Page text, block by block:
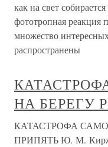
как на свет
фототропная реакция
множество
распространены
НА БЕРЕГУ
КАТАСТРОФА
ПРИПЯТЬ Ю. М.